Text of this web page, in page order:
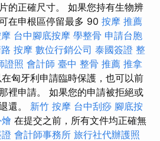
的正確尺寸。 如果您持有生物辨
在申根區停留最多 90 按摩 推薦
台中腳底按摩 學整骨 申請台胞
按摩 數位行銷公司 泰國簽證 整
證照 會計師 臺中 整骨 推薦 推拿
匈牙利申請臨時保護，也可以前
裡申請。 如果您的申請被拒絕或
還。 新竹 按摩 台中刮痧 腳底按
在提交之前，所有文件均正確無
會計師事務所 旅行社代辦護照